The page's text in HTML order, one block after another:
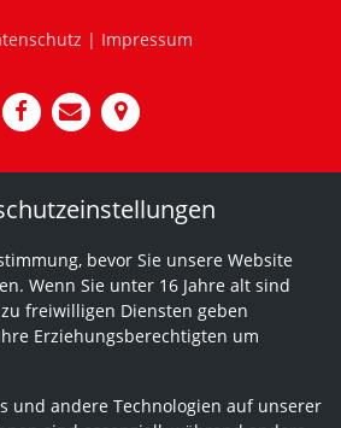
| Impressum
bevor Sie unsere Website
Wenn Sie unter 16 Jahre alt sind
freiwilligen Diensten geben
Erziehungsberechtigten um
und andere Technologien auf unserer